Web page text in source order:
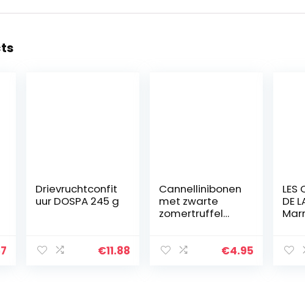
Drievruchtconfit
uur DOSPA 245 g
€11.88
Cannellinibonen
met zwarte
zomertruffel
100% italiaanse
€4.95
LES
DE